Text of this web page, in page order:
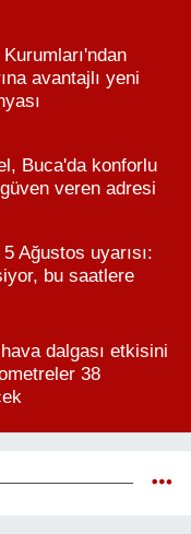
avantajlı yeni
Buca'da konforlu
veren adresi
Ağustos uyarısı:
bu saatlere
dalgası etkisini
38